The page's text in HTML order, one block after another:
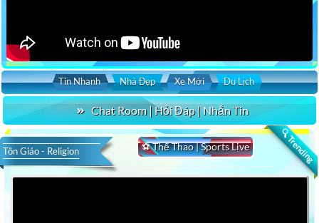
Tin Nhanh Nhà Đẹp Xe Mới Du Lịch
Chat Room | Hỏi Đáp | Nhắn Tin
🔍 Trending
⚽ Thể Thao | Sports Live
Tôn Giáo - Religion